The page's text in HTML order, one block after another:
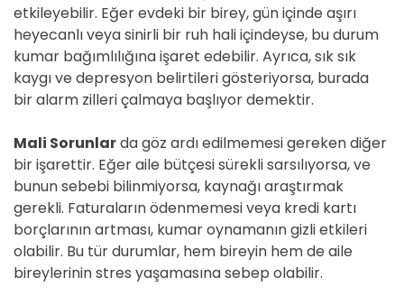
etkileyebilir. Eğer evdeki bir birey, gün içinde aşırı
heyecanlı veya sinirli bir ruh hali içindeyse, bu durum
kumar bağımlılığına işaret edebilir. Ayrıca, sık sık
kaygı ve depresyon belirtileri gösteriyorsa, burada
bir alarm zilleri çalmaya başlıyor demektir.
Mali Sorunlarda göz ardı edilmemesi gereken diğer
bir işarettir. Eğer aile bütçesi sürekli sarsılıyorsa, ve
bunun sebebi bilinmiyorsa, kaynağı araştırmak
gerekli. Faturaların ödenmemesi veya kredi kartı
borçlarının artması, kumar oynamanın gizli etkileri
olabilir. Bu tür durumlar, hem bireyin hem de aile
bireylerinin stres yaşamasına sebep olabilir.